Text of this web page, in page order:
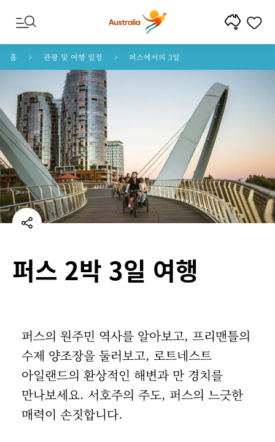
콘텐트로 건너뛰기
꼬리말 내비게이션으로 건너뛰기
홈 관광 및 여행 일정 퍼스에서의 3일
퍼스 2박 3일 여행
퍼스의 원주민 역사를 알아보고, 프리맨틀의
수제 양조장을 둘러보고, 로트네스트
아일랜드의 환상적인 해변과 만 경치를
만나보세요. 서호주의 주도, 퍼스의 느긋한
매력이 손짓합니다.